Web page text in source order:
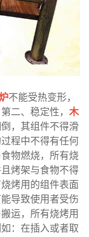
不能受热变形，
二、稳定性， 木
，其组件不得滑
程中不得有任何
物燃烧，所有烧
烤架与食物不得
烤用的组件表面
导致使用者受伤
运，所有烧烤用
：在插入或者取